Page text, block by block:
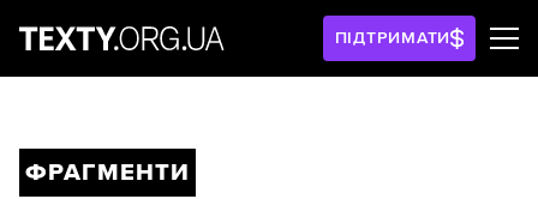
ПІДТРИМАТИ
ФРАГМЕНТИ